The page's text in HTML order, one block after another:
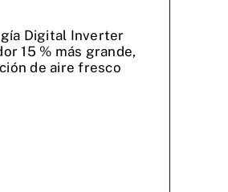
Digital Inverter
15 % más grande,
de aire fresco